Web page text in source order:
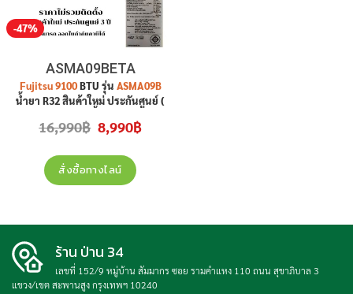
-47%
ASMA09BETA
Fujitsu 9100BTU รุ่น ASMA09B
น้ำยา R32 สินค้าใหม่ ประกันศูนย์ (
คอมเพรสเซอร์ 10 ปี อะไหล่ทุกชิ้น 3
ไม่รวมติดตั้ง
16,990฿ Original
price
16,990฿.
8,990฿Current
price
สั่งซื้อทางไลน์
ร้าน ป่าน 34
เลขที่ 152/9 หมู่บ้าน สัมมากร ซอย รามคำแหง 110 ถนน สุขาภิบาล 3
แขวง/เขต สะพานสูง กรุงเทพฯ 10240